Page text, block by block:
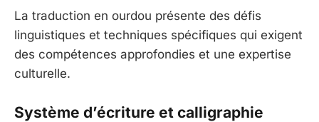
La traduction en ourdou présente des défis
linguistiques et techniques spécifiques qui exigent
des compétences approfondies et une expertise
culturelle.
Système d’écriture et calligraphie